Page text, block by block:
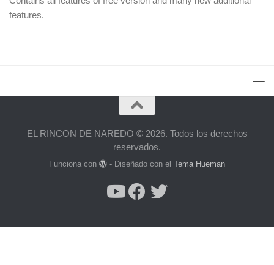
features.
EL RINCON DE NAREDO © 2026. Todos los derechos
reservados.
Funciona con - Diseñado con elTema Hueman